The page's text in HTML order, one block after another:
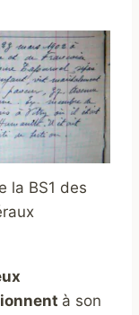
la BS1 des
à son